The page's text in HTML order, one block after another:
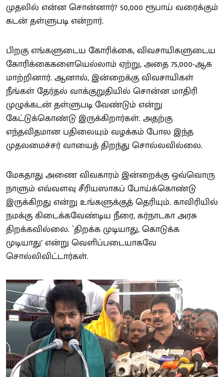
முதலில் என்ன சொன்னார்? 50,000 ரூபாய் வரைக்கும்
கடன் தள்ளுபடி என்றார்.
பிறகு எங்களுடைய கோரிக்கை, விவசாயிகளுடைய
கோரிக்கைகளையெல்லாம் ஏற்று, அதை 75,000-ஆக
மாற்றினார். ஆனால், இன்றைக்கு விவசாயிகள்
நீங்கள் தேர்தல் வாக்குறுதியில் சொன்ன மாதிரி
முழுக்கடன் தள்ளுபடி வேண்டும் என்று
கேட்டுக்கொண்டு இருக்கிறார்கள். அதற்கு
எந்தவிதமான பதிலையும் வழக்கம் போல இந்த
முதலமைச்சர் வாயைத் திறந்து சொல்லவில்லை.
மேகதாது அணை விவகாரம் இன்றைக்கு ஒவ்வொரு
நாளும் எவ்வளவு சீரியஸாகப் போய்க்கொண்டு
இருக்கிறது என்று உங்களுக்குத் தெரியும். காவிரியில்
நமக்கு கிடைக்கவேண்டிய நீரை, கர்நாடகா அரசு
திறக்கவில்லை. `திறக்க முடியாது, கொடுக்க
முடியாது’ என்று வெளிப்படையாகவே
சொல்லிவிட்டார்கள்.